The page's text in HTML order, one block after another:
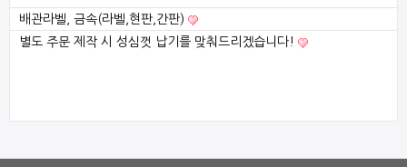
배관라벨, 금속(라벨,현판,간판)
별도 주문 제작 시 성심껏 납기를 맞춰드리겠습니다!